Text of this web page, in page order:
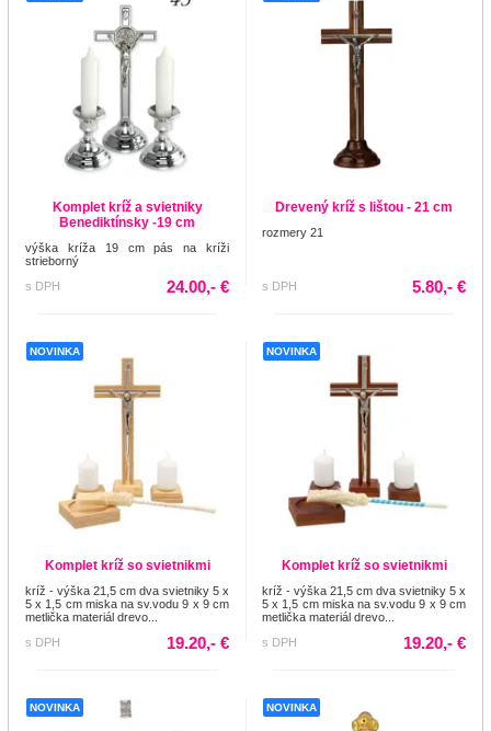
Komplet kríž a svietniky
Benediktínsky -19 cm
výška kríža 19 cm pás na kríži
strieborný
s DPH
24.00,- €
Drevený kríž s lištou - 21 cm
rozmery 21
s DPH 5.80,- €
NOVINKA
Komplet kríž so svietnikmi
kríž - výška 21,5 cm dva svietniky 5 x
5 x 1,5 cm miska na sv.vodu 9 x 9 cm
metlička materiál drevo...
s DPH
19.20,- €
NOVINKA
Komplet kríž so svietnikmi
kríž - výška 21,5 cm dva svietniky 5 x
5 x 1,5 cm miska na sv.vodu 9 x 9 cm
metlička materiál drevo...
s DPH
19.20,- €
NOVINKA NOVINKA